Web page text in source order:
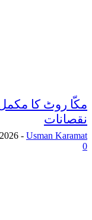
مکّا روٹ کا مکمل
نقصانات
Usman Karamat
-
0